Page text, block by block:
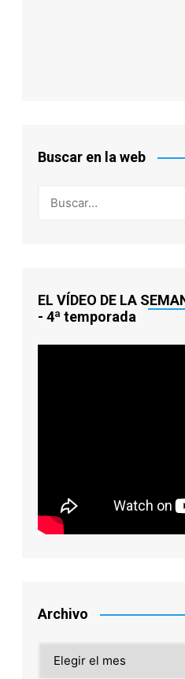
Buscar en la web
EL VÍDEO DE LA
- 4ª temporada
Archivo